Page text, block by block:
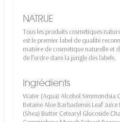
NATRUE
Tous les produits cosmétiques
est le premier label de qualité
matière de cosmétique naturelle et
de l’ordre dans la jungle des labels.
Ingrédients
Water (Aqua) Alcohol Simmondsia
Betaine Aloe Barbadensis Leaf
(Shea) Butter Cetearyl Glucoside